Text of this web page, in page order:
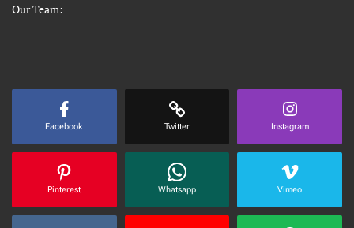
Our Team:
Facebook Twitter Instagram
Pinterest Whatsapp Vimeo